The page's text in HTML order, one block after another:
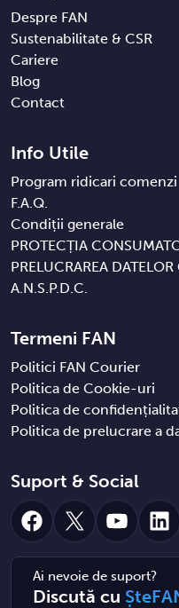
Despre FAN
Sustenabilitate & CSR
Cariere
Blog
Contact
Termeni FAN
Politici FAN Courier
Politica de Cookie-uri
Politica de
Politica de prelucrare a
Info Utile
Program ridicari comenzi
F.A.Q.
Condiții generale
PROTECȚIA
PRELUCRAREA
A.N.S.P.D.C.
Suport & Social
Facebook
X
Ai nevoie de suport?
Discută cu